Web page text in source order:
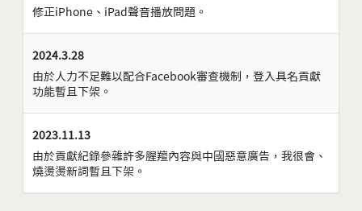
修正iPhone、iPad聲音播放問題。
2024.3.28
由於人力不足難以配合Facebook審查機制，登入具名貢獻
功能暫且下架。
2023.11.13
由於貢獻紀錄參雜許多腥羶內容與中國惡意廣告，我很會、
燒燙燙新詞暫且下架。